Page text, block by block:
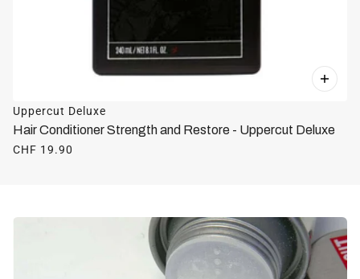
Uppercut Deluxe
Hair Conditioner Strength and Restore - Uppercut Deluxe
CHF 19.90